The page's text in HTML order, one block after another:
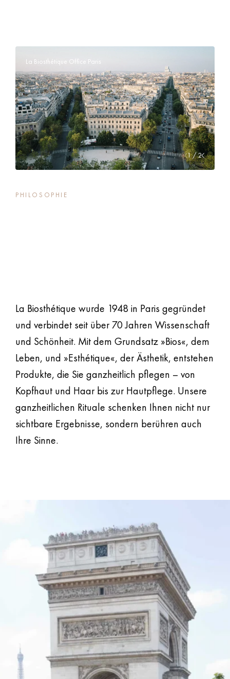
1 / 2
La Biosthétique Office Paris
PHILOSOPHIE
La Biosthétique wurde 1948 in Paris gegründet
und verbindet seit über 70 Jahren Wissenschaft
und Schönheit. Mit dem Grundsatz »Bios«, dem
Leben, und »Esthétique«, der Ästhetik, entstehen
Produkte, die Sie ganzheitlich pflegen – von
Kopfhaut und Haar bis zur Hautpflege. Unsere
ganzheitlichen Rituale schenken Ihnen nicht nur
sichtbare Ergebnisse, sondern berühren auch
Ihre Sinne.